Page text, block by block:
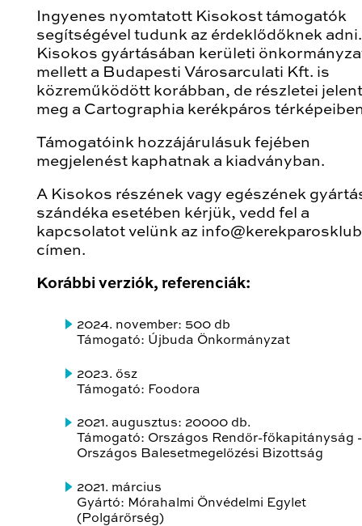
Ingyenes nyomtatott Kisokost támogatók
segítségével tudunk az érdeklődőknek adni.
Kisokos gyártásában kerületi
mellett a Budapesti Városarculati Kft. is
közreműködött korábban, de részletei
meg a Cartographia kerékpáros
Támogatóink hozzájárulásuk fejében
megjelenést kaphatnak a kiadványban.
A Kisokos részének vagy egészének
szándéka esetében kérjük, vedd fel a
kapcsolatot velünk az
címen.
Korábbi verziók, referenciák:
2024. november: 500 db
Támogató: Újbuda Önkormányzat
2023. ősz
Támogató: Foodora
2021. augusztus: 20000 db.
Támogató: Országos Rendőr-főkapitányság -
Országos Balesetmegelőzési Bizottság
2021. március
Gyártó: Mórahalmi Önvédelmi Egylet
(Polgárőrség)